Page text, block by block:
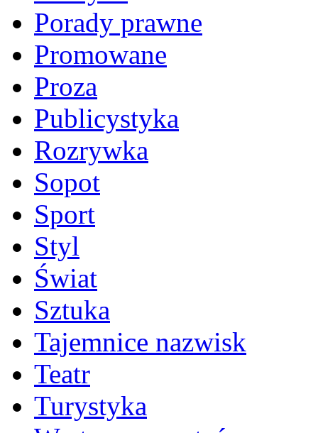
Porady prawne
Promowane
Proza
Publicystyka
Rozrywka
Sopot
Sport
Styl
Świat
Sztuka
Tajemnice nazwisk
Teatr
Turystyka